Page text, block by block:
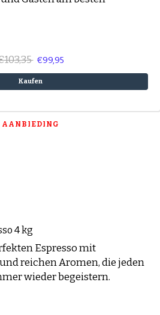
€99,95
Kaufen
AANBIEDING
4 kg
Espresso mit
reichen Aromen, die jeden
wieder begeistern.